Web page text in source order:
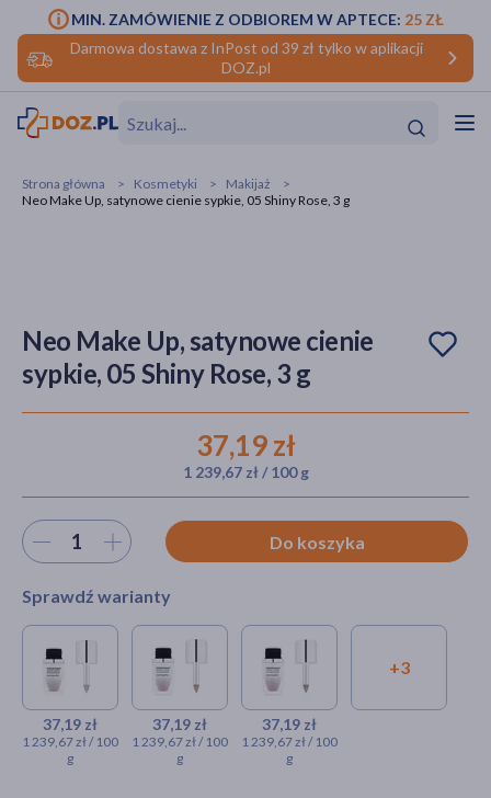
Darmowa dostawa z InPost od 39 zł tylko w aplikacji
DOZ.pl
MIN. ZAMÓWIENIE Z ODBIOREM W APTECE: 25 ZŁ
Hit
Strona główna Kosmetyki
Makijaż
Neo Make Up, satynowe cienie sypkie, 05 Shiny Rose, 3 g
Neo Make Up, satynowe cienie
sypkie, 05 Shiny Rose, 3 g
37,19 zł
1 239,67 zł / 100 g
Wybierz ilość Do koszyka
Sprawdź warianty
37,19 zł
1 239,67 zł / 100
g
Neo Make Up, satynowe
cienie sypkie, 01 Milky Beige,
3 g
37,19 zł
1 239,67 zł / 100
g
Neo Make Up,
satynowe cienie
sypkie, 02 Peachy
Nude, 3 g
37,19 zł
1 239,67 zł / 100
g
Neo Make Up,
satynowe
+3